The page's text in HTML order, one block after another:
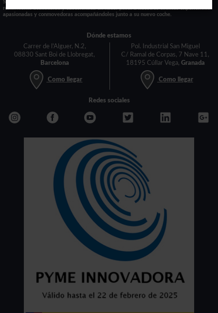
Somos una empresa automotriz que tiene diseño inspirado, incesante innovación,
rendimiento desinhibido y obsesionada en hacer pasar a nuestros clientes experiencias
apasionadas y conmovedoras acompañándoles junto a su nuevo coche.
Dónde estamos
Carrer de l'Alguer, N.2,
08830 Sant Boi de Llobregat,
Barcelona
Como llegar
Pol. Industrial San Miguel
C/ Ramal de Corpas, 7 Nave 11,
18195 Cúllar Vega, Granada
Como llegar
Redes sociales